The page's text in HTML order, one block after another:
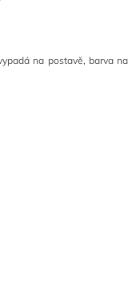
na postavě, barva na